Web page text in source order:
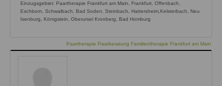
Einzugsgebiet: Paartherapie Frankfurt am Main, Frankfurt, Offenbach,
Eschborn, Schwalbach, Bad Soden, Steinbach, Hattersheim,Kelsterbach, Neu
Isenburg, Königstein, Oberursel Kronberg, Bad Homburg
Paartherapie Paarberatung Familientherapie Frankfurt am Main